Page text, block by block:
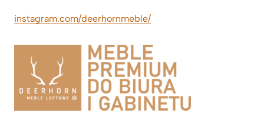
instagram.com/deerhornmeble/